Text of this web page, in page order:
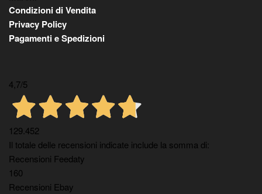
Condizioni di Vendita
Privacy Policy
Pagamenti e Spedizioni
4,7/5
129.452
Il totale delle recensioni indicate include la somma di:
Recensioni Feedaty
160
Recensioni Ebay